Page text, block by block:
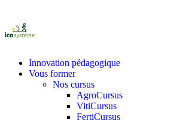
Innovation pédagogique
Vous former
Nos cursus
AgroCursus
VitiCursus
FertiCursus